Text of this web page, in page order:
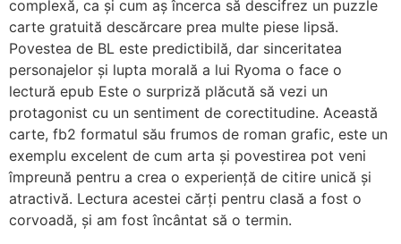
complexă, ca și cum aș încerca să descifrez un puzzle
carte gratuită descărcare prea multe piese lipsă.
Povestea de BL este predictibilă, dar sinceritatea
personajelor și lupta morală a lui Ryoma o face o
lectură epub Este o surpriză plăcută să vezi un
protagonist cu un sentiment de corectitudine. Această
carte, fb2 formatul său frumos de roman grafic, este un
exemplu excelent de cum arta și povestirea pot veni
împreună pentru a crea o experiență de citire unică și
atractivă. Lectura acestei cărți pentru clasă a fost o
corvoadă, și am fost încântat să o termin.